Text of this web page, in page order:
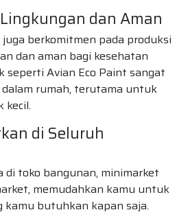
dan Aman
berkomitmen pada produksi
dan aman bagi kesehatan
seperti Avian Eco Paint sangat
rumah, terutama untuk
kecil.
di Seluruh
di toko bangunan, minimarket
memudahkan kamu untuk
kamu butuhkan kapan saja.